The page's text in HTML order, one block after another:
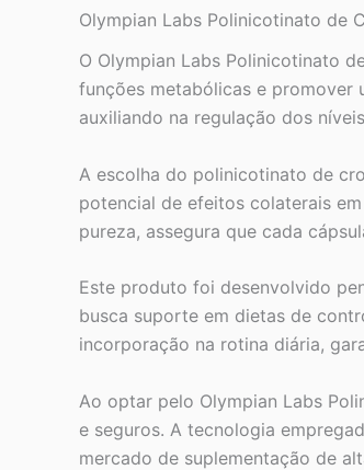
Olympian Labs Polinicotinato de
O Olympian Labs Polinicotinato
funções metabólicas e promover
auxiliando na regulação dos
A escolha do polinicotinato de
potencial de efeitos colaterais
pureza, assegura que cada
Este produto foi desenvolvido
busca suporte em dietas de
incorporação na rotina diária,
Ao optar pelo Olympian Labs
e seguros. A tecnologia
mercado de suplementação de